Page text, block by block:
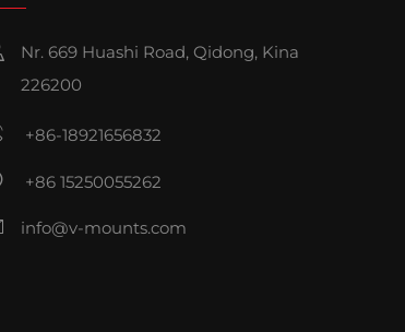
Nr. 669 Huashi Road, Qidong, Kina
226200
+86-18921656832
+86 15250055262
info@v-mounts.com